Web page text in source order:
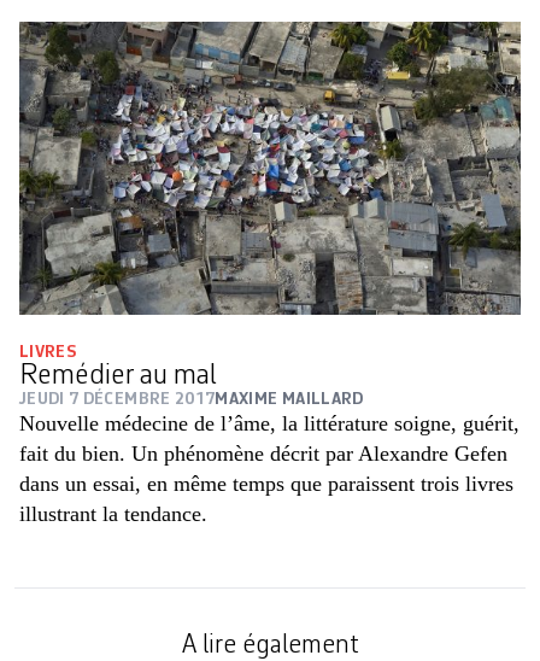
LIVRES
Remédier au mal
JEUDI 7 DÉCEMBRE 2017 MAXIME MAILLARD
Nouvelle médecine de l’âme, la littérature soigne, guérit,
fait du bien. Un phénomène décrit par Alexandre Gefen
dans un essai, en même temps que paraissent trois livres
illustrant la tendance.
A lire également